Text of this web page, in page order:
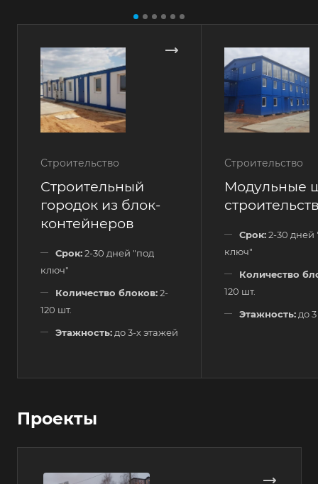
Строительство
Строительный
городок из блок-
контейнеров
Срок:2-30 дней "под
ключ"
Количество блоков:2-
120 шт.
Этажность: до 3-х этажей
Строительство
Модульные
Срок:2-30 дней
ключ"
Количество
120 шт.
Этажность: до
Проекты